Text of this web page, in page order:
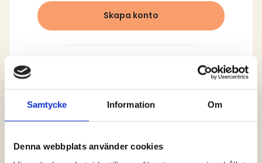
Samtycke Information Om
Denna webbplats använder cookies
Skapa konto
Logga in och ta del av allt som vår hemsida
har att erbjuda. Saknar du dina uppgifter?
lösenord” alternativt kontakta oss så hjälper